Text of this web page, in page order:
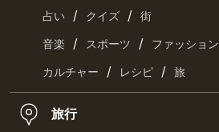
占い / クイズ / 街
音楽 / スポーツ / ファッション
カルチャー / レシピ / 旅
旅行